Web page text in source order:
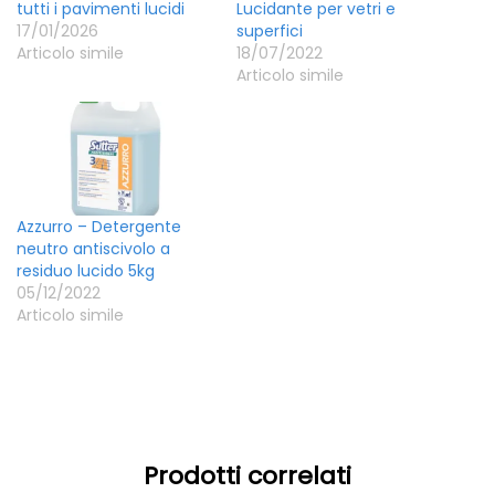
tutti i pavimenti lucidi
17/01/2026
Articolo simile
Lucidante per vetri e
superfici
18/07/2022
Articolo simile
Azzurro – Detergente
neutro antiscivolo a
residuo lucido 5kg
05/12/2022
Articolo simile
Prodotti correlati